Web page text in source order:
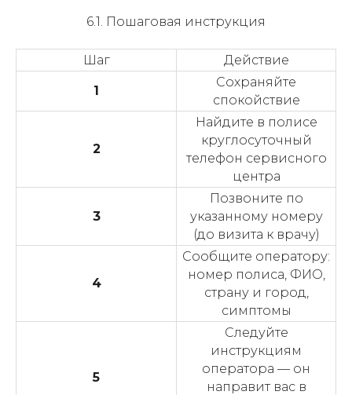
6.1. Пошаговая инструкция
Шаг Действие
1
Сохраняйте
спокойствие
2
Найдите в полисе
круглосуточный
телефон сервисного
центра
3
Позвоните по
указанному номеру
(до визита к врачу)
4
Сообщите оператору:
номер полиса, ФИО,
страну и город,
симптомы
5
Следуйте
инструкциям
оператора — он
направит вас в